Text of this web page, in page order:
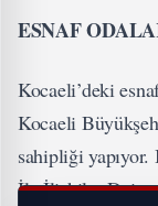
ESNAF
Kocaeli’deki
Kocaeli
sahipliği
İle İlişkiler